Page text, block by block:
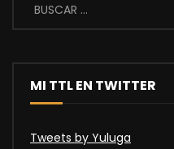
MI TTL EN TWITTER
Tweets by Yuluga